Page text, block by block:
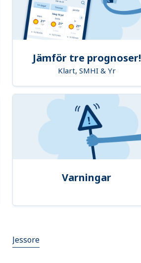
Jämför tre prognoser!
Klart, SMHI & Yr
Varningar
Jessore